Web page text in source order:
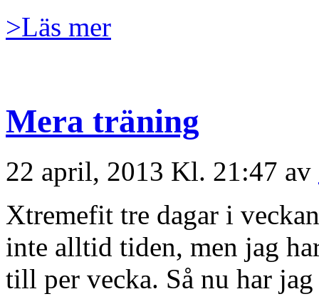
>Läs mer
Mera träning
22 april, 2013 Kl. 21:47 av
Xtremefit tre dagar i
inte alltid tiden, men jag
till per vecka. Så nu har